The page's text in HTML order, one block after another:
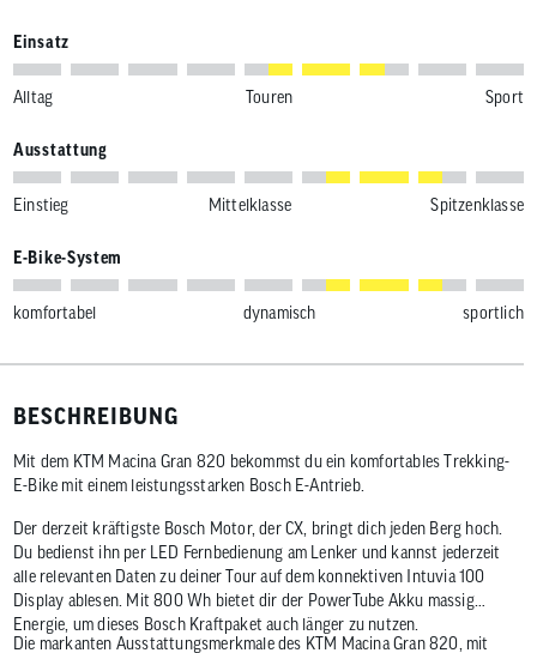
Einsatz
Alltag Touren Sport
Ausstattung
Einstieg Mittelklasse Spitzenklasse
E-Bike-System
komfortabel dynamisch sportlich
BESCHREIBUNG
Mit dem KTM Macina Gran 820 bekommst du ein komfortables Trekking-
E-Bike mit einem leistungsstarken Bosch E-Antrieb.
Der derzeit kräftigste Bosch Motor, der CX, bringt dich jeden Berg hoch.
Du bedienst ihn per LED Fernbedienung am Lenker und kannst jederzeit
alle relevanten Daten zu deiner Tour auf dem konnektiven Intuvia 100
Display ablesen. Mit 800 Wh bietet dir der PowerTube Akku massig
Energie, um dieses Bosch Kraftpaket auch länger zu nutzen.
Die markanten Ausstattungsmerkmale des KTM Macina Gran 820, mit